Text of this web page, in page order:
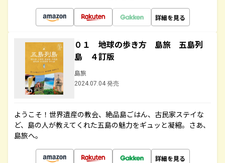
詳細を見る
０１ 地球の歩き方 島旅 五島列
島 ４訂版
島旅
2024.07.04 発売
ようこそ！世界遺産の教会、絶品島ごはん、古民家ステイな
ど、島の人が教えてくれた五島の魅力をギュッと凝縮。さあ、
島旅へ。
詳細を見る